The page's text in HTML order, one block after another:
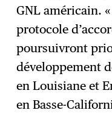
GNL américain.
protocole
poursuivront
développement
en Louisiane et
en Basse-